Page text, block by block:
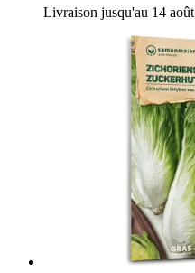
Livraison jusqu'au 14 août